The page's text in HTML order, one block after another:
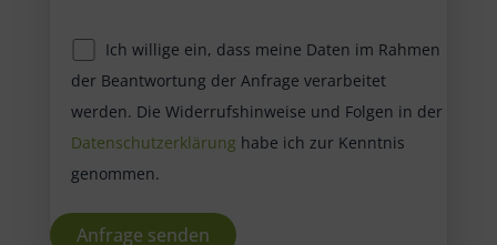
Ich willige ein, dass meine Daten im Rahmen
der Beantwortung der Anfrage verarbeitet
werden. Die Widerrufshinweise und Folgen in der
Datenschutzerklärung habe ich zur Kenntnis
genommen.